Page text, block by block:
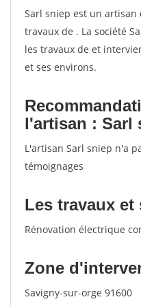
Sarl sniep est un
travaux de . La société
les travaux de et
et ses environs.
l'artisan : Sarl
L'artisan Sarl sniep n'a
témoignages
Les travaux et
Rénovation électrique
Zone
Savigny-sur-orge 91600